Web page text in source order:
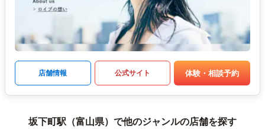
店舗情報 公式サイト 体験・相談予約
坂下町駅（富山県）で他のジャンルの店舗を探す